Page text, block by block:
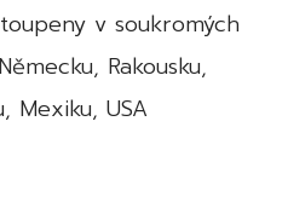
v soukromých
Rakousku,
Mexiku, USA